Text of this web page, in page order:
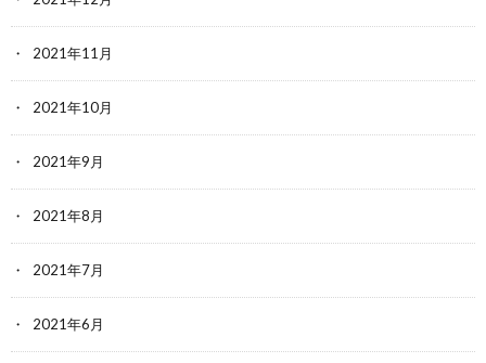
2021年11月
2021年10月
2021年9月
2021年8月
2021年7月
2021年6月